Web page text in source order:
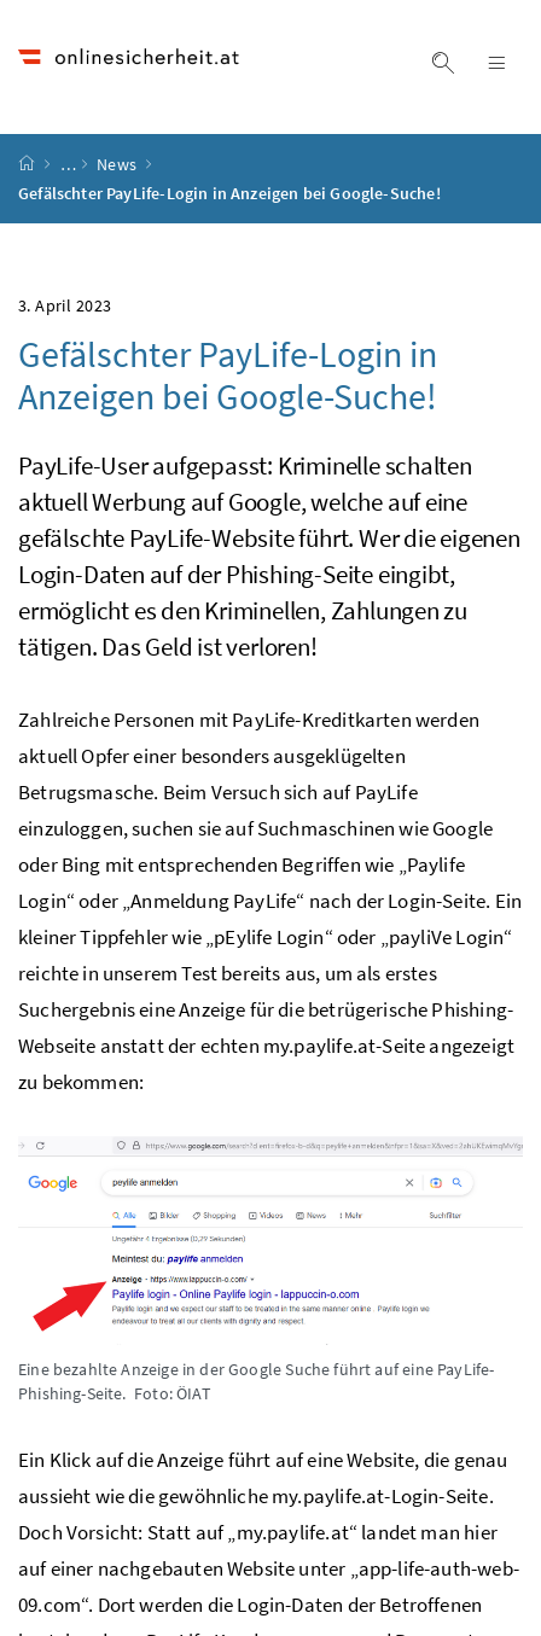
Suche
Startseite
…
News
Gefälschter PayLife-Login in Anzeigen bei Google-Suche!
3. April 2023
Gefälschter PayLife-Login in
Anzeigen bei Google-Suche!
PayLife-User aufgepasst: Kriminelle schalten
aktuell Werbung auf Google, welche auf eine
gefälschte PayLife-Website führt. Wer die eigenen
Login-Daten auf der Phishing-Seite eingibt,
ermöglicht es den Kriminellen, Zahlungen zu
tätigen. Das Geld ist verloren!
Zahlreiche Personen mit PayLife-Kreditkarten werden
aktuell Opfer einer besonders ausgeklügelten
Betrugsmasche. Beim Versuch sich auf PayLife
einzuloggen, suchen sie auf Suchmaschinen wie Google
oder Bing mit entsprechenden Begriffen wie „Paylife
Login“ oder „Anmeldung PayLife“ nach der Login-Seite. Ein
kleiner Tippfehler wie „pEylife Login“ oder „payliVe Login“
reichte in unserem Test bereits aus, um als erstes
Suchergebnis eine Anzeige für die betrügerische Phishing-
Webseite anstatt der echten my.paylife.at-Seite angezeigt
zu bekommen:
Eine bezahlte Anzeige in der Google Suche führt auf eine PayLife-
Phishing-Seite. Foto: ÖIAT
Ein Klick auf die Anzeige führt auf eine Website, die genau
aussieht wie die gewöhnliche my.paylife.at-Login-Seite.
Doch Vorsicht: Statt auf „my.paylife.at“ landet man hier
auf einer nachgebauten Website unter „app-life-auth-web-
09.com“. Dort werden die Login-Daten der Betroffenen